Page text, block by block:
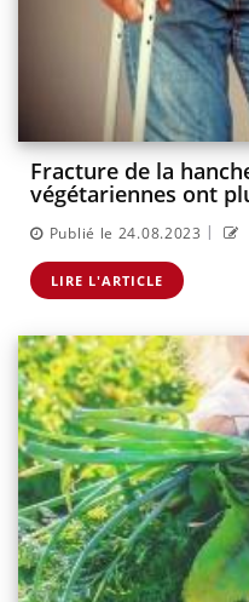
Fracture de la
végétariennes ont
Publié le 24.08.2023 |
LIRE L'ARTICLE